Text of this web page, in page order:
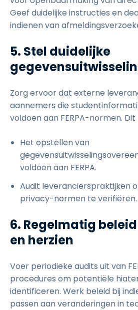
Geef duidelijke instructies en
indienen van
5. Stel duidelijke
Zorg ervoor dat externe
aannemers die
voldoen aan FERPA-normen.
Het opstellen van
voldoen aan FERPA.
Audit leverancierspraktijken
privacy-normen te verifiëren.
6. Regelmatig
en herzien
Voer periodieke audits uit van
procedures om potentiële
identificeren. Werk beleid bij
passen aan veranderingen in